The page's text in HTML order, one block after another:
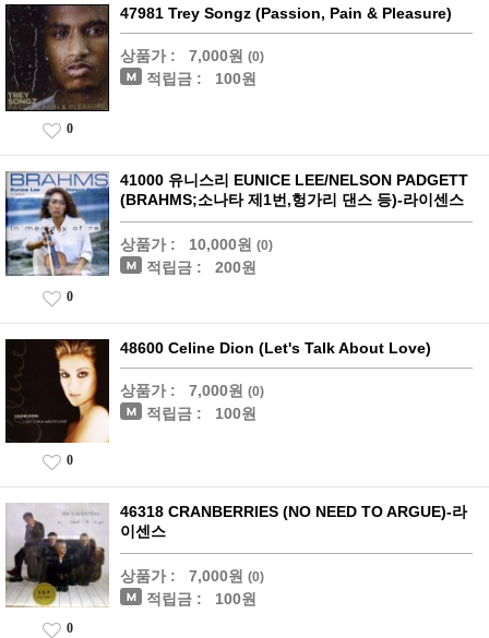
47981 Trey Songz (Passion, Pain & Pleasure)
상품가 : 7,000원 (0)
적립금 : 100원
0
41000 유니스리 EUNICE LEE/NELSON PADGETT
(BRAHMS;소나타 제1번,헝가리 댄스 등)-라이센스
상품가 : 10,000원 (0)
적립금 : 200원
0
48600 Celine Dion (Let's Talk About Love)
상품가 : 7,000원 (0)
적립금 : 100원
0
46318 CRANBERRIES (NO NEED TO ARGUE)-라
이센스
상품가 : 7,000원 (0)
적립금 : 100원
0